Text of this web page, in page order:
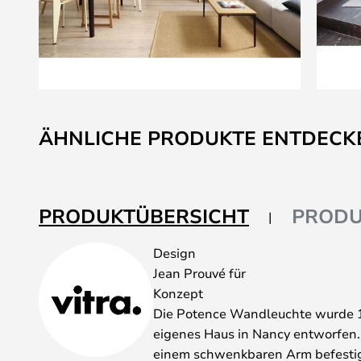
Anfang
der
ÄHNLICHE PRODUKTE
PRODUKTÜBERSICHT
Design
Jean Prouvé für
Konzept
Die Potence Wandleuchte wurde
eigenes Haus in Nancy
einem schwenkbaren Arm